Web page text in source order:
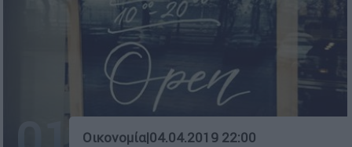
Οικονομία|04.04.2019 22:00